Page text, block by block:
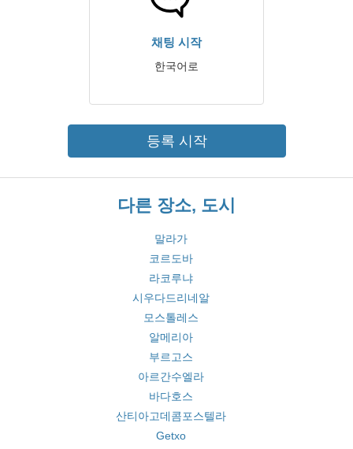
채팅 시작
한국어로
등록 시작
다른 장소, 도시
말라가
코르도바
라코루냐
시우다드리네알
모스톨레스
알메리아
부르고스
아르간수엘라
바다호스
산티아고데콤포스텔라
Getxo